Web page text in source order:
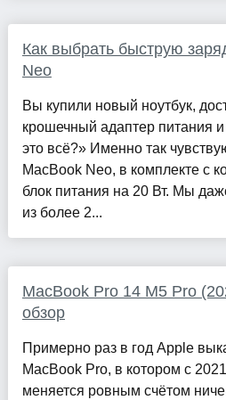
Как выбрать быструю
Neo
Вы купили новый ноутбук,
крошечный адаптер питания
это всё?» Именно так
MacBook Neo, в комплекте с
блок питания на 20 Вт. Мы
из более 2...
MacBook Pro 14 M5 Pro
обзор
Примерно раз в год Apple
MacBook Pro, в котором с
меняется ровным счётом